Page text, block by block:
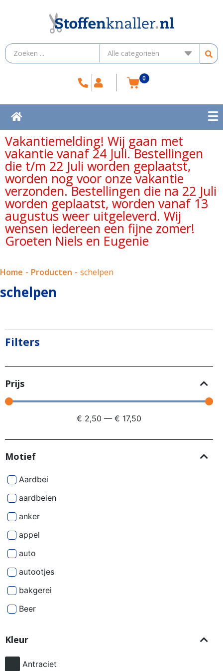
0
Vakantiemelding! Wij gaan met
vakantie vanaf 24 Juli. Bestellingen
die t/m 22 Juli worden geplaatst,
worden nog voor onze vakantie
verzonden. Bestellingen die na 22 Juli
worden geplaatst, worden vanaf 13
augustus weer uitgeleverd. Wij
wensen iedereen een fijne zomer!
Groeten Niels en Eugenie
Home - Producten - schelpen
schelpen
Filters
Prijs
€ 2,50 — € 17,50
Motief
Aardbei
aardbeien
anker
appel
auto
autootjes
bakgerei
Beer
besjes
bier
Kleur
Antraciet